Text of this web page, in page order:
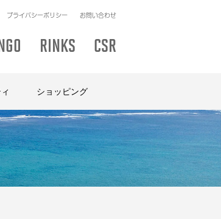
プライバシーポリシー お問い合わせ
RINKS CSR
ショッピング